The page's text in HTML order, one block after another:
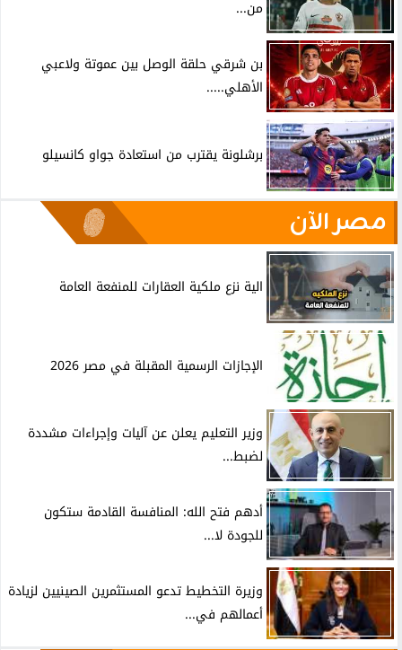
من...
بن شرقي حلقة الوصل بين عموتة ولاعبي
الأهلي.....
برشلونة يقترب من استعادة جواو كانسيلو
مصر الآن
الية نزع ملكية العقارات للمنفعة العامة
الإجازات الرسمية المقبلة في مصر 2026
وزير التعليم يعلن عن آليات وإجراءات مشددة
لضبط...
أدهم فتح الله: المنافسة القادمة ستكون
للجودة لا...
وزيرة التخطيط تدعو المستثمرين الصينيين لزيادة
أعمالهم في...